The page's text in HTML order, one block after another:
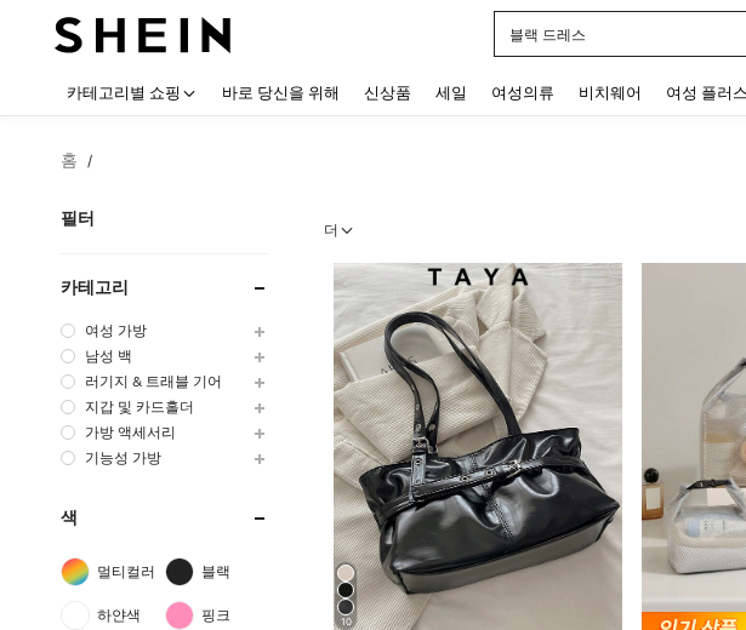
블랙 드레스
카테고리별 쇼핑 바로 당신을 위해 신상품 세일 여성의류 비치웨어 여성 플러
홈 /
필터
카테고리
여성 가방
남성 백
러기지 & 트래블 기어
지갑 및 카드홀더
가방 액세서리
기능성 가방
색
멀티컬러 블랙
하얀색 핑크
더
10